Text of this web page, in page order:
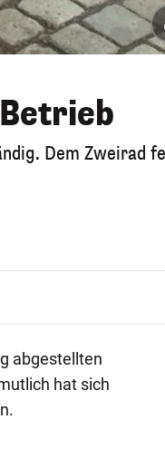
Dem Zweirad
abgestellten
hat sich